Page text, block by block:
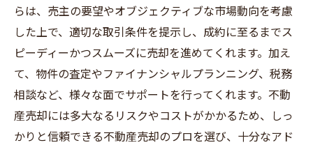
らは、売主の要望やオブジェクティブな市場動向を考慮
した上で、適切な取引条件を提示し、成約に至るまでス
ピーディーかつスムーズに売却を進めてくれます。加え
て、物件の査定やファイナンシャルプランニング、税務
相談など、様々な面でサポートを行ってくれます。不動
産売却には多大なるリスクやコストがかかるため、しっ
かりと信頼できる不動産売却のプロを選び、十分なアド